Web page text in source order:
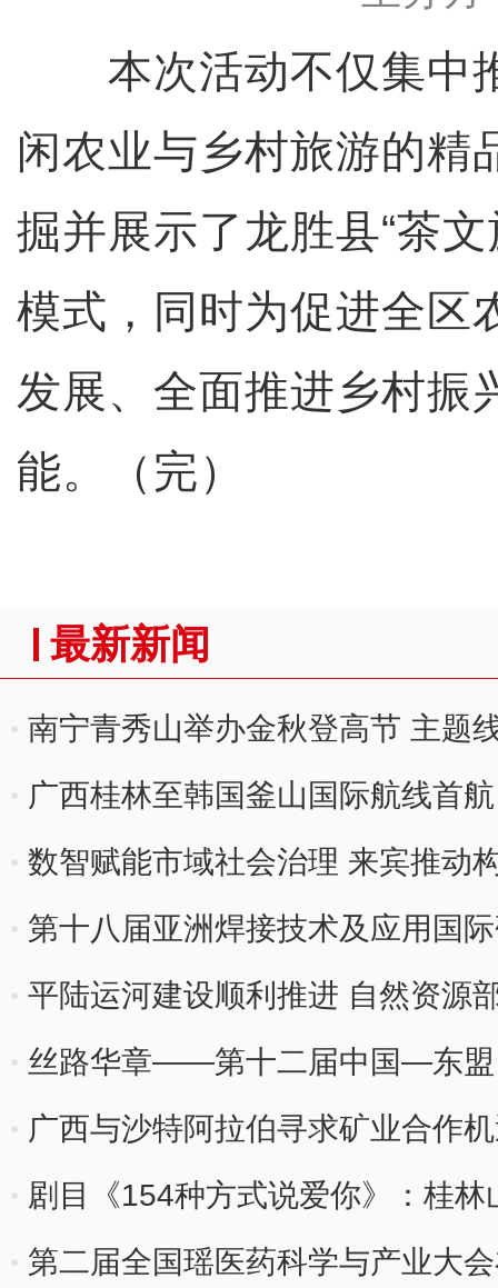
本次活动不仅集中
闲农业与乡村旅游的精
掘并展示了龙胜县“茶
模式，同时为促进全区
发展、全面推进乡村振
能。（完）
最新新闻
南宁青秀山举办金秋登高节 主题
广西桂林至韩国釜山国际航线首航
数智赋能市域社会治理 来宾推动
第十八届亚洲焊接技术及应用国
平陆运河建设顺利推进 自然资源
丝路华章——第十二届中国—东盟
展开展
广西与沙特阿拉伯寻求矿业合作
剧目《154种方式说爱你》：桂
第二届全国瑶医药科学与产业大